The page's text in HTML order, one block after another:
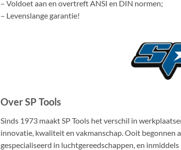
– Voldoet aan en overtreft ANSI en DIN normen;
– Levenslange garantie!
Over SP Tools
Sinds 1973 maakt SP Tools het verschil in
innovatie, kwaliteit en vakmanschap. Ooit begonnen
gespecialiseerd in luchtgereedschappen, en